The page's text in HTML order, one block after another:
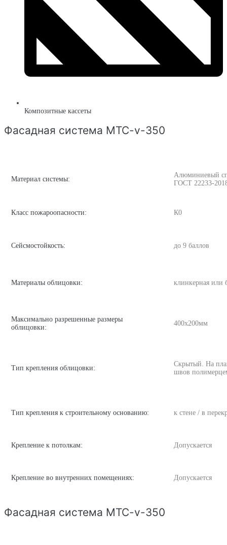
Композитные кассеты
Фасадная система MTC-v-350
Материал системы:
Алюминиевый
ГОСТ 22233-
Класс пожароопасности: К0
Сейсмостойкость: до 9 баллов
Материалы облицовки: клинкерная или
Максимально разрешенные размеры
облицовки:
400х200мм
Тип крепления облицовки:
Скрытый. На
швов
Тип крепления к строительному основанию: к стене / в
Крепление к потолкам: Допускается
Крепление во внутренних помещениях: Допускается
Фасадная система MTC-v-350